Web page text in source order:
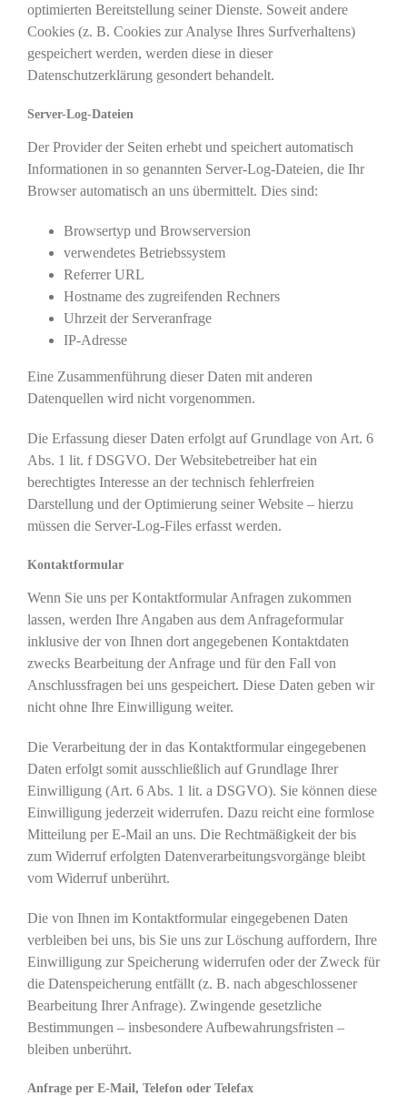
optimierten Bereitstellung seiner Dienste. Soweit andere
Cookies (z. B. Cookies zur Analyse Ihres Surfverhaltens)
gespeichert werden, werden diese in dieser
Datenschutzerklärung gesondert behandelt.
Server-Log-Dateien
Der Provider der Seiten erhebt und speichert automatisch
Informationen in so genannten Server-Log-Dateien, die Ihr
Browser automatisch an uns übermittelt. Dies sind:
Browsertyp und Browserversion
verwendetes Betriebssystem
Referrer URL
Hostname des zugreifenden Rechners
Uhrzeit der Serveranfrage
IP-Adresse
Eine Zusammenführung dieser Daten mit anderen
Datenquellen wird nicht vorgenommen.
Die Erfassung dieser Daten erfolgt auf Grundlage von Art. 6
Abs. 1 lit. f DSGVO. Der Websitebetreiber hat ein
berechtigtes Interesse an der technisch fehlerfreien
Darstellung und der Optimierung seiner Website – hierzu
müssen die Server-Log-Files erfasst werden.
Kontaktformular
Wenn Sie uns per Kontaktformular Anfragen zukommen
lassen, werden Ihre Angaben aus dem Anfrageformular
inklusive der von Ihnen dort angegebenen Kontaktdaten
zwecks Bearbeitung der Anfrage und für den Fall von
Anschlussfragen bei uns gespeichert. Diese Daten geben wir
nicht ohne Ihre Einwilligung weiter.
Die Verarbeitung der in das Kontaktformular eingegebenen
Daten erfolgt somit ausschließlich auf Grundlage Ihrer
Einwilligung (Art. 6 Abs. 1 lit. a DSGVO). Sie können diese
Einwilligung jederzeit widerrufen. Dazu reicht eine formlose
Mitteilung per E-Mail an uns. Die Rechtmäßigkeit der bis
zum Widerruf erfolgten Datenverarbeitungsvorgänge bleibt
vom Widerruf unberührt.
Die von Ihnen im Kontaktformular eingegebenen Daten
verbleiben bei uns, bis Sie uns zur Löschung auffordern, Ihre
Einwilligung zur Speicherung widerrufen oder der Zweck für
die Datenspeicherung entfällt (z. B. nach abgeschlossener
Bearbeitung Ihrer Anfrage). Zwingende gesetzliche
Bestimmungen – insbesondere Aufbewahrungsfristen –
bleiben unberührt.
Anfrage per E-Mail, Telefon oder Telefax